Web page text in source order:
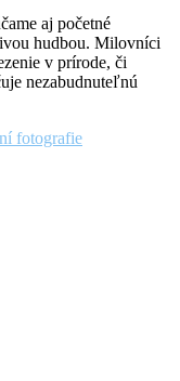
aj početné
hudbou. Milovníci
v prírode, či
nezabudnuteľnú
fotografie